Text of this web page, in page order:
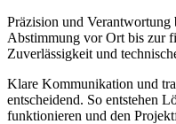
Präzision und
Abstimmung vor Ort bis zur
Zuverlässigkeit und
Klare Kommunikation und
entscheidend. So entstehen
funktionieren und den